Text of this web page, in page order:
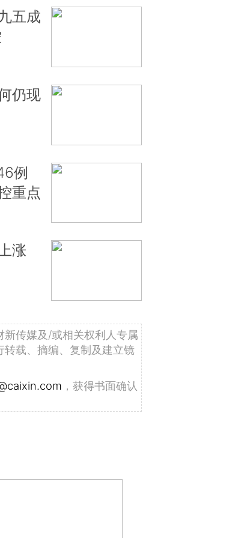
五成
仍现
例
重点
涨
传媒及/或相关权利人专属
转载、摘编、复制及建立镜
，获得书面确认